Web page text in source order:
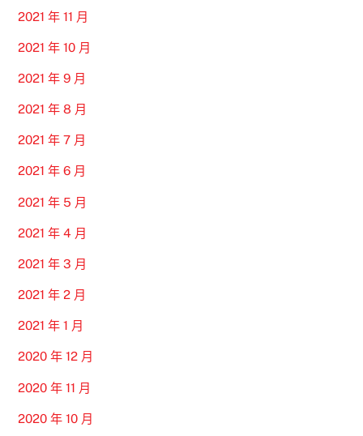
2021 年 11 月
2021 年 10 月
2021 年 9 月
2021 年 8 月
2021 年 7 月
2021 年 6 月
2021 年 5 月
2021 年 4 月
2021 年 3 月
2021 年 2 月
2021 年 1 月
2020 年 12 月
2020 年 11 月
2020 年 10 月